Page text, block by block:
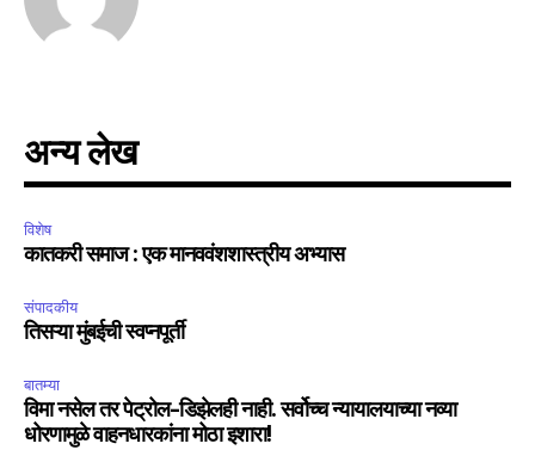
अन्य लेख
विशेष
कातकरी समाज : एक मानववंशशास्त्रीय अभ्यास
संपादकीय
तिसऱ्या मुंबईची स्वप्नपूर्ती
बातम्या
विमा नसेल तर पेट्रोल-डिझेलही नाही. सर्वोच्च न्यायालयाच्या नव्या
धोरणामुळे वाहनधारकांना मोठा इशारा!